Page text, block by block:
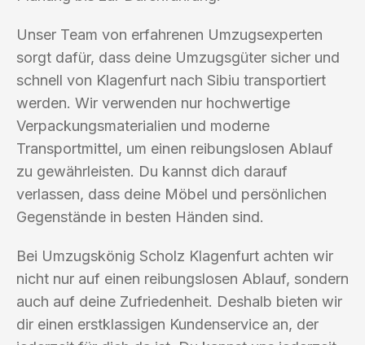
Unser Team von erfahrenen Umzugsexperten
sorgt dafür, dass deine Umzugsgüter sicher und
schnell von Klagenfurt nach Sibiu transportiert
werden. Wir verwenden nur hochwertige
Verpackungsmaterialien und moderne
Transportmittel, um einen reibungslosen Ablauf
zu gewährleisten. Du kannst dich darauf
verlassen, dass deine Möbel und persönlichen
Gegenstände in besten Händen sind.
Bei Umzugskönig Scholz Klagenfurt achten wir
nicht nur auf einen reibungslosen Ablauf, sondern
auch auf deine Zufriedenheit. Deshalb bieten wir
dir einen erstklassigen Kundenservice an, der